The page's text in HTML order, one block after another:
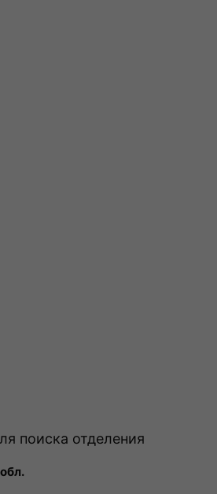
поиска отделения